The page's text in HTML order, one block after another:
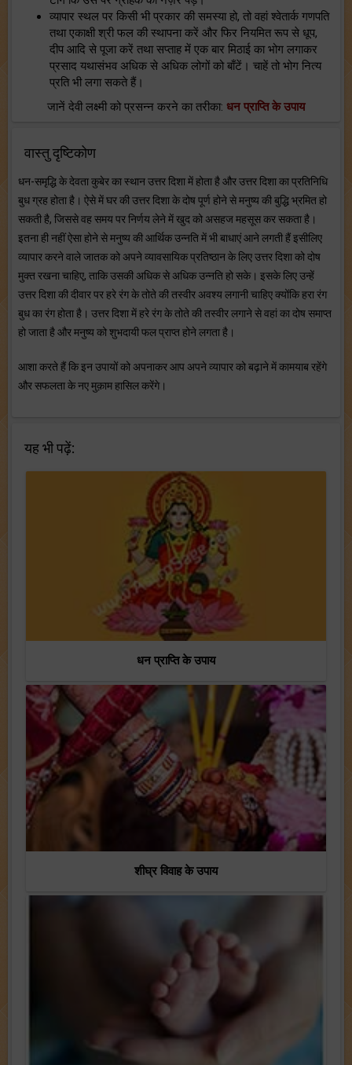
व्यापार स्थल पर किसी भी प्रकार की समस्या हो, तो वहां श्वेतार्क गणपति
तथा एकाक्षी श्री फल की स्थापना करें और फिर नियमित रूप से धूप,
दीप आदि से पूजा करें तथा सप्ताह में एक बार मिठाई का भोग लगाकर
प्रसाद यथासंभव अधिक से अधिक लोगों को बाँटें। चाहें तो भोग नित्य
प्रति भी लगा सकते हैं।
जानें देवी लक्ष्मी को प्रसन्न करने का तरीका: धन प्राप्ति के उपाय
वास्तु दृष्टिकोण
धन-समृद्धि के देवता कुबेर का स्थान उत्तर दिशा में होता है और उत्तर दिशा का प्रतिनिधि
बुध ग्रह होता है। ऐसे में घर की उत्तर दिशा के दोष पूर्ण होने से मनुष्य की बुद्धि भ्रमित हो
सकती है, जिससे वह समय पर निर्णय लेने में खुद को असहज महसूस कर सकता है।
इतना ही नहीं ऐसा होने से मनुष्य की आर्थिक उन्नति में भी बाधाएं आने लगती हैं इसीलिए
व्यापार करने वाले जातक को अपने व्यावसायिक प्रतिष्ठान के लिए उत्तर दिशा को दोष
मुक्त रखना चाहिए, ताकि उसकी अधिक से अधिक उन्नति हो सके। इसके लिए उन्हें
उत्तर दिशा की दीवार पर हरे रंग के तोते की तस्वीर अवश्य लगानी चाहिए क्योंकि हरा रंग
बुध का रंग होता है। उत्तर दिशा में हरे रंग के तोते की तस्वीर लगाने से वहां का दोष समाप्त
हो जाता है और मनुष्य को शुभदायी फल प्राप्त होने लगता है।
आशा करते हैं कि इन उपायों को अपनाकर आप अपने व्यापार को बढ़ाने में कामयाब रहेंगे
और सफलता के नए मुक़ाम हासिल करेंगे।
यह भी पढ़ें:
धन प्राप्ति के उपाय
शीघ्र विवाह के उपाय